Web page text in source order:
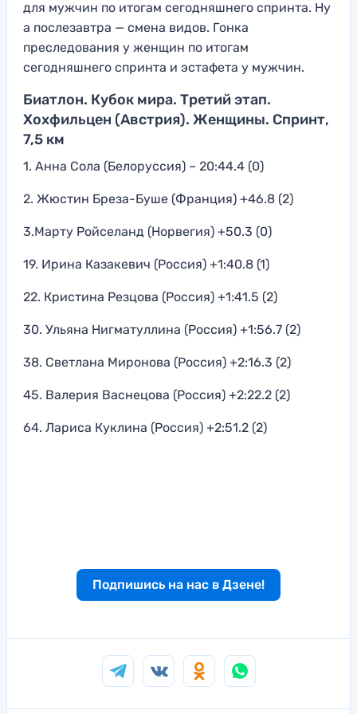
для мужчин по итогам сегодняшнего спринта. Ну
а послезавтра — смена видов. Гонка
преследования у женщин по итогам
сегодняшнего спринта и эстафета у мужчин.
Биатлон. Кубок мира. Третий этап.
Хохфильцен (Австрия). Женщины. Спринт,
7,5 км
1. Анна Сола (Белоруссия) – 20:44.4 (0)
2. Жюстин Бреза-Буше (Франция) +46.8 (2)
3.Марту Ройселанд (Норвегия) +50.3 (0)
19. Ирина Казакевич (Россия) +1:40.8 (1)
22. Кристина Резцова (Россия) +1:41.5 (2)
30. Ульяна Нигматуллина (Россия) +1:56.7 (2)
38. Светлана Миронова (Россия) +2:16.3 (2)
45. Валерия Васнецова (Россия) +2:22.2 (2)
64. Лариса Куклина (Россия) +2:51.2 (2)
Подпишись на нас в Дзене!